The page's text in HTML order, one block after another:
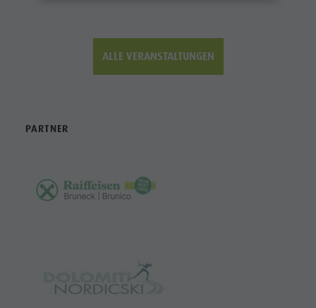
ALLE VERANSTALTUNGEN
PARTNER